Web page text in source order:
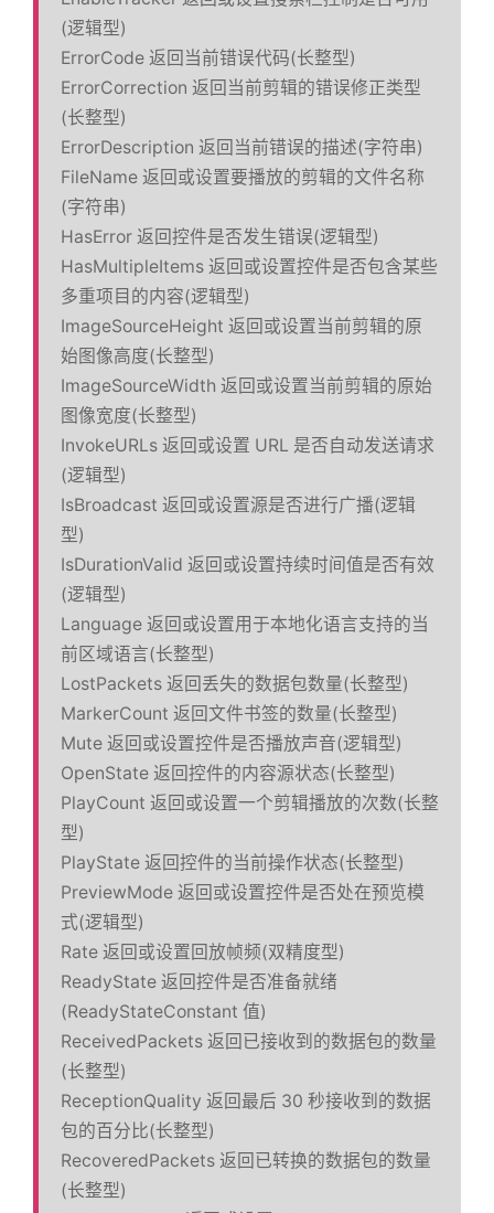
首
标
签
于
(逻辑型)
ErrorCode 返回当前错误代码(长整型)
ErrorCorrection 返回当前剪辑的错误修正类型
(长整型)
ErrorDescription 返回当前错误的描述(字符串)
FileName 返回或设置要播放的剪辑的文件名称
(字符串)
HasError 返回控件是否发生错误(逻辑型)
HasMultipleItems 返回或设置控件是否包含某些
多重项目的内容(逻辑型)
ImageSourceHeight 返回或设置当前剪辑的原
始图像高度(长整型)
ImageSourceWidth 返回或设置当前剪辑的原始
图像宽度(长整型)
InvokeURLs 返回或设置 URL 是否自动发送请求
(逻辑型)
IsBroadcast 返回或设置源是否进行广播(逻辑
型)
IsDurationValid 返回或设置持续时间值是否有效
(逻辑型)
Language 返回或设置用于本地化语言支持的当
前区域语言(长整型)
LostPackets 返回丢失的数据包数量(长整型)
MarkerCount 返回文件书签的数量(长整型)
Mute 返回或设置控件是否播放声音(逻辑型)
OpenState 返回控件的内容源状态(长整型)
PlayCount 返回或设置一个剪辑播放的次数(长整
型)
PlayState 返回控件的当前操作状态(长整型)
PreviewMode 返回或设置控件是否处在预览模
式(逻辑型)
Rate 返回或设置回放帧频(双精度型)
ReadyState 返回控件是否准备就绪
(ReadyStateConstant 值)
ReceivedPackets 返回已接收到的数据包的数量
(长整型)
ReceptionQuality 返回最后 30 秒接收到的数据
包的百分比(长整型)
RecoveredPackets 返回已转换的数据包的数量
(长整型)